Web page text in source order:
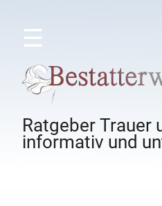
☰
Ratgeber Trauer
informativ und